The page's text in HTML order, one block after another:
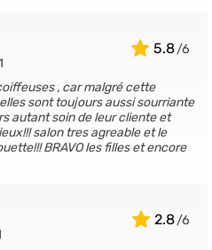
5.8
, car malgré cette
sont toujours aussi sourriante
autant soin de leur cliente et
salon tres agreable et le
BRAVO les filles et encore
2.8